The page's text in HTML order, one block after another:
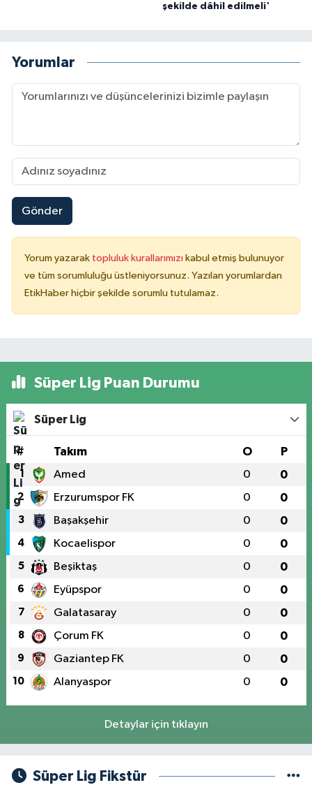
şekilde dâhil edilmeli'
Yorumlar
Gönder
Yorum yazarak topluluk kurallarımızı kabul etmiş bulunuyor
ve tüm sorumluluğu üstleniyorsunuz. Yazılan yorumlardan
EtikHaber hiçbir şekilde sorumlu tutulamaz.
Süper Lig Puan Durumu
Süper Lig
# Takım O P
1 Amed 0 0
2 Erzurumspor FK 0 0
3 Başakşehir 0 0
4 Kocaelispor 0 0
5 Beşiktaş 0 0
6 Eyüpspor 0 0
7 Galatasaray 0 0
8 Çorum FK 0 0
9 Gaziantep FK 0 0
10 Alanyaspor 0 0
Detaylar için tıklayın
Süper Lig Fikstür